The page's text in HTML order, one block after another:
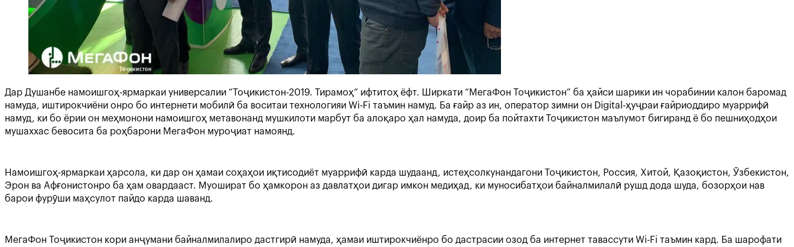
Дар Душанбе намоишгоҳ-ярмаркаи универсалии “Тоҷикистон-2019. Тирамоҳ” ифтитоҳ ёфт. Ширкати “МегаФон Тоҷикистон” ба ҳайси шарики ин чорабинии калон баромад
намуда, иштирокчиёни онро бо интернети мобилӣ ба воситаи технологияи Wi-Fi таъмин намуд. Ба ғайр аз ин, оператор зимни он Digital-ҳуҷраи ғайриоддиро муаррифӣ
намуд, ки бо ёрии он меҳмонони намоишгоҳ метавонанд мушкилоти марбут ба алоқаро ҳал намуда, доир ба пойтахти Тоҷикистон маълумот бигиранд ё бо пешниҳодҳои
мушаххас бевосита ба роҳбарони МегаФон муроҷиат намоянд.
Намоишгоҳ-ярмаркаи ҳарсола, ки дар он ҳамаи соҳаҳои иқтисодиёт муаррифӣ карда шудаанд, истеҳсолкунандагони Тоҷикистон, Россия, Хитой, Қазоқистон, Ӯзбекистон,
Эрон ва Афғонистонро ба ҳам овардааст. Муошират бо ҳамкорон аз давлатҳои дигар имкон медиҳад, ки муносибатҳои байналмилалӣ рушд дода шуда, бозорҳои нав
барои фурӯши маҳсулот пайдо карда шаванд.
МегаФон Тоҷикистон кори анҷумани байналмилалиро дастгирӣ намуда, ҳамаи иштирокчиёнро бо дастрасии озод ба интернет тавассути Wi-Fi таъмин кард. Ба шарофати